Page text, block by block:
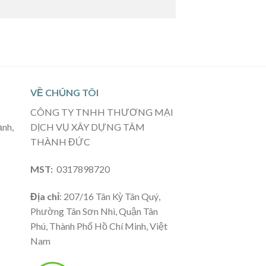
VỀ CHÚNG TÔI
CÔNG TY TNHH THƯƠNG MẠI
DỊCH VỤ XÂY DỰNG TÂM
THÀNH ĐỨC
MST: 0317898720
Địa chỉ: 207/16 Tân Kỳ Tân Quý,
Phường Tân Sơn Nhì, Quận Tân
Phú, Thành Phố Hồ Chí Minh, Việt
Nam